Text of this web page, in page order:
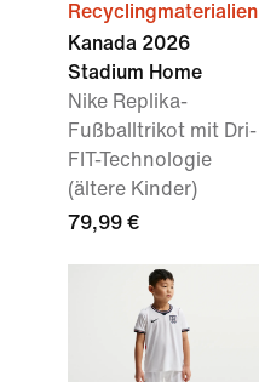
Recyclingmaterialien
Kanada 2026
Stadium Home
Nike Replika-
Fußballtrikot mit Dri-
FIT-Technologie
(ältere Kinder)
79,99 €